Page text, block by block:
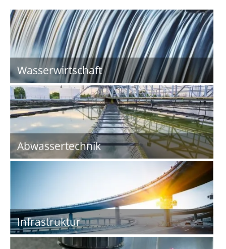
Wasserwirtschaft
Abwassertechnik
Infrastruktur